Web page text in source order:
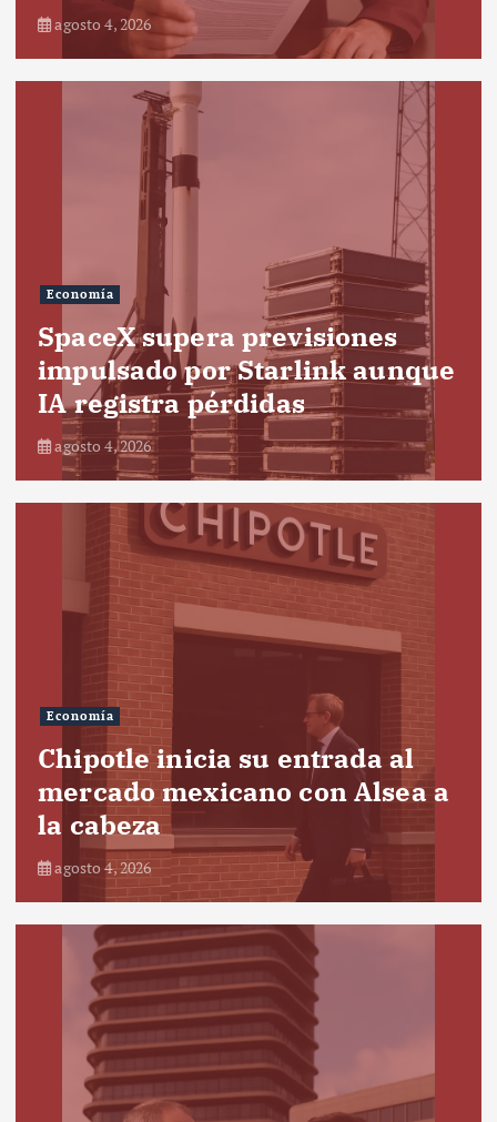
agosto 4, 2026
Economía
SpaceX supera previsiones
impulsado por Starlink aunque
IA registra pérdidas
agosto 4, 2026
Economía
Chipotle inicia su entrada al
mercado mexicano con Alsea a
la cabeza
agosto 4, 2026